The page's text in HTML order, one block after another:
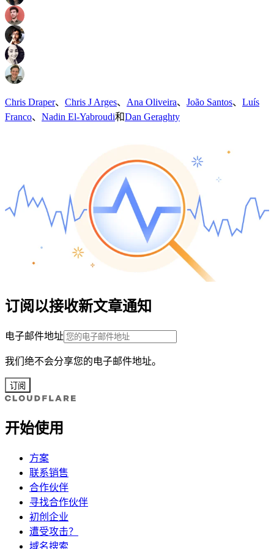
Chris Draper、 Chris J Arges、 Ana Oliveira、 João Santos、 Luís
Franco、 Nadin El-Yabroudi和Dan Geraghty
订阅以接收新文章通知
电子邮件地址
我们绝不会分享您的电子邮件地址。
订阅
开始使用
方案
联系销售
合作伙伴
寻找合作伙伴
初创企业
遭受攻击？
域名搜索